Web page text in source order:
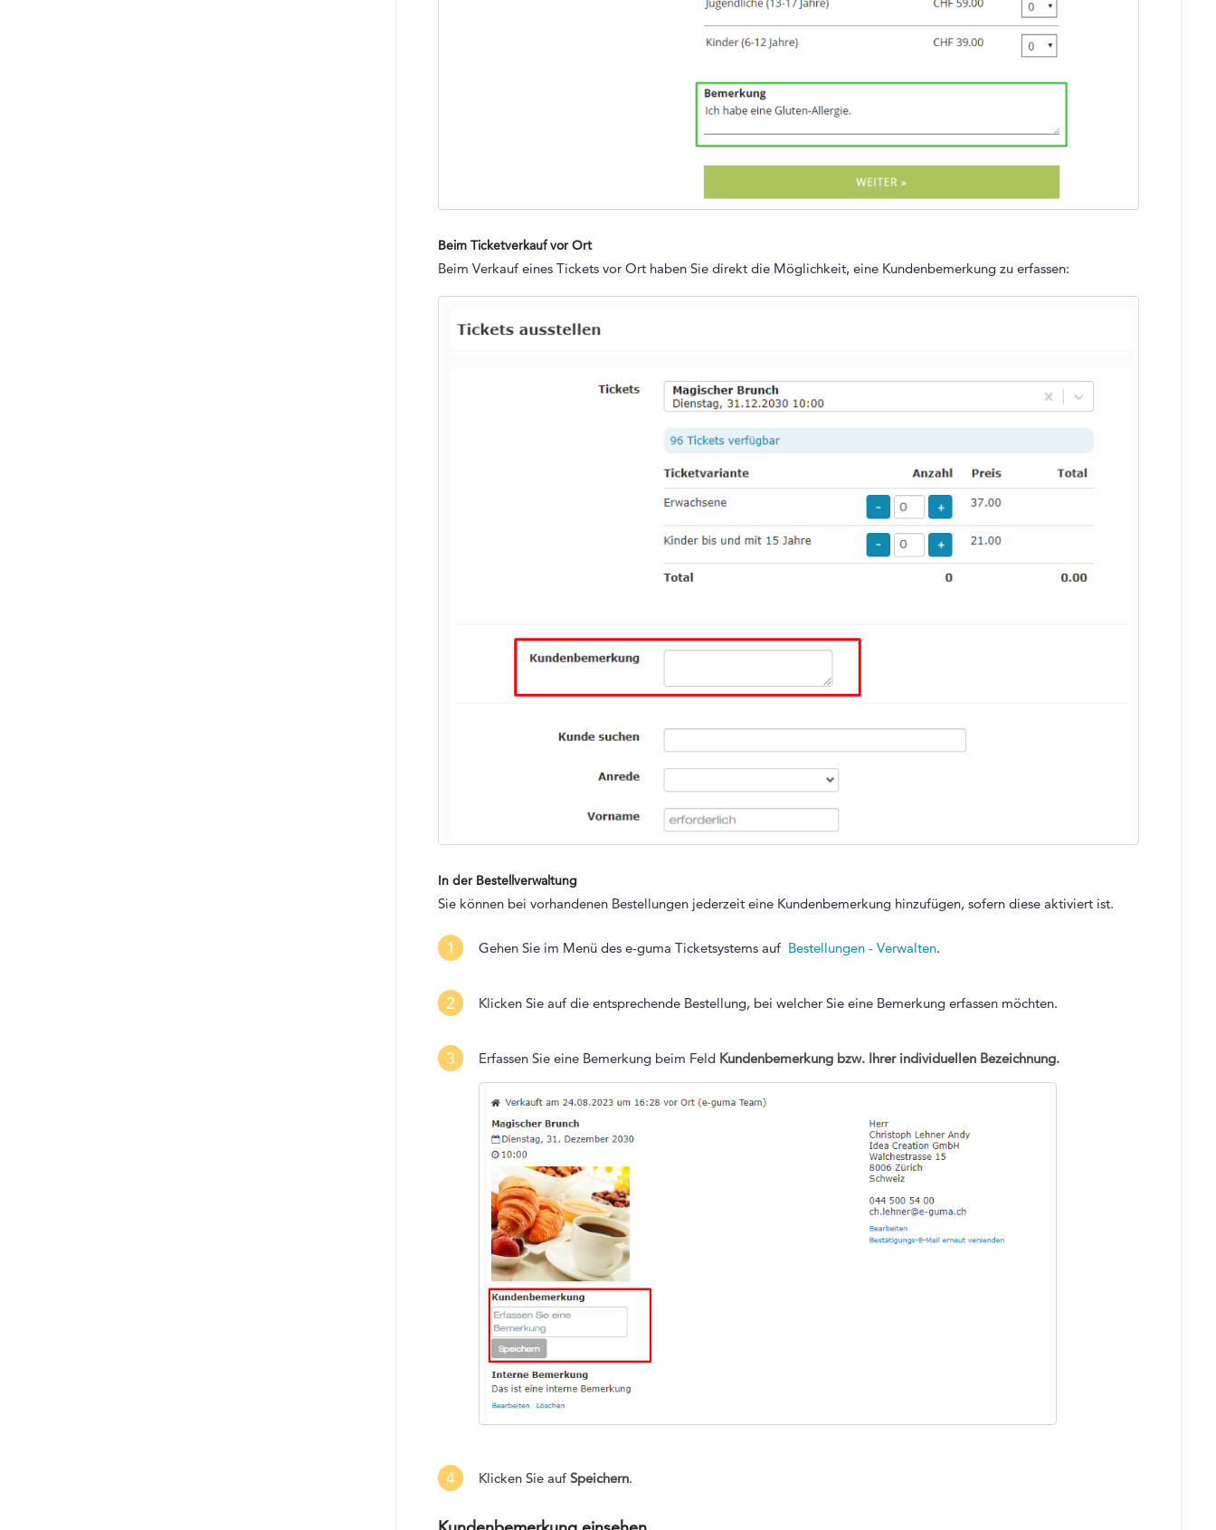
Beim Ticketverkauf vor Ort
Beim Verkauf eines Tickets vor Ort haben Sie direkt die Möglichkeit, eine Kundenbemerkung zu erfassen:
In der Bestellverwaltung
Sie können bei vorhandenen Bestellungen jederzeit eine Kundenbemerkung hinzufügen, sofern diese aktiviert ist.
1 Gehen Sie im Menü des e-guma Ticketsystems auf Bestellungen - Verwalten.
2 Klicken Sie auf die entsprechende Bestellung, bei welcher Sie eine Bemerkung erfassen möchten.
3 Erfassen Sie eine Bemerkung beim Feld Kundenbemerkung bzw. Ihrer individuellen Bezeichnung.
4 Klicken Sie auf Speichern.